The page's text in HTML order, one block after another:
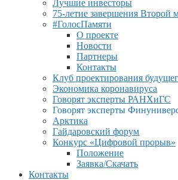
Лучшие инвесторы
75-летие завершения Второй
#ГолосПамяти
О проекте
Новости
Партнеры
Контакты
Клуб проектирования
Экономика коронавируса
Говорят эксперты РАНХиГС
Говорят эксперты
Арктика
Гайдаровский форум
Конкурс «Цифровой прорыв»
Положение
Заявка/Скачать
Контакты